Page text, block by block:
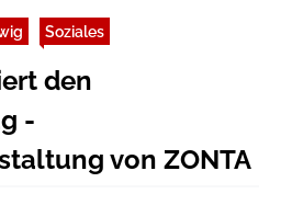
Soziales
den
-
von ZONTA